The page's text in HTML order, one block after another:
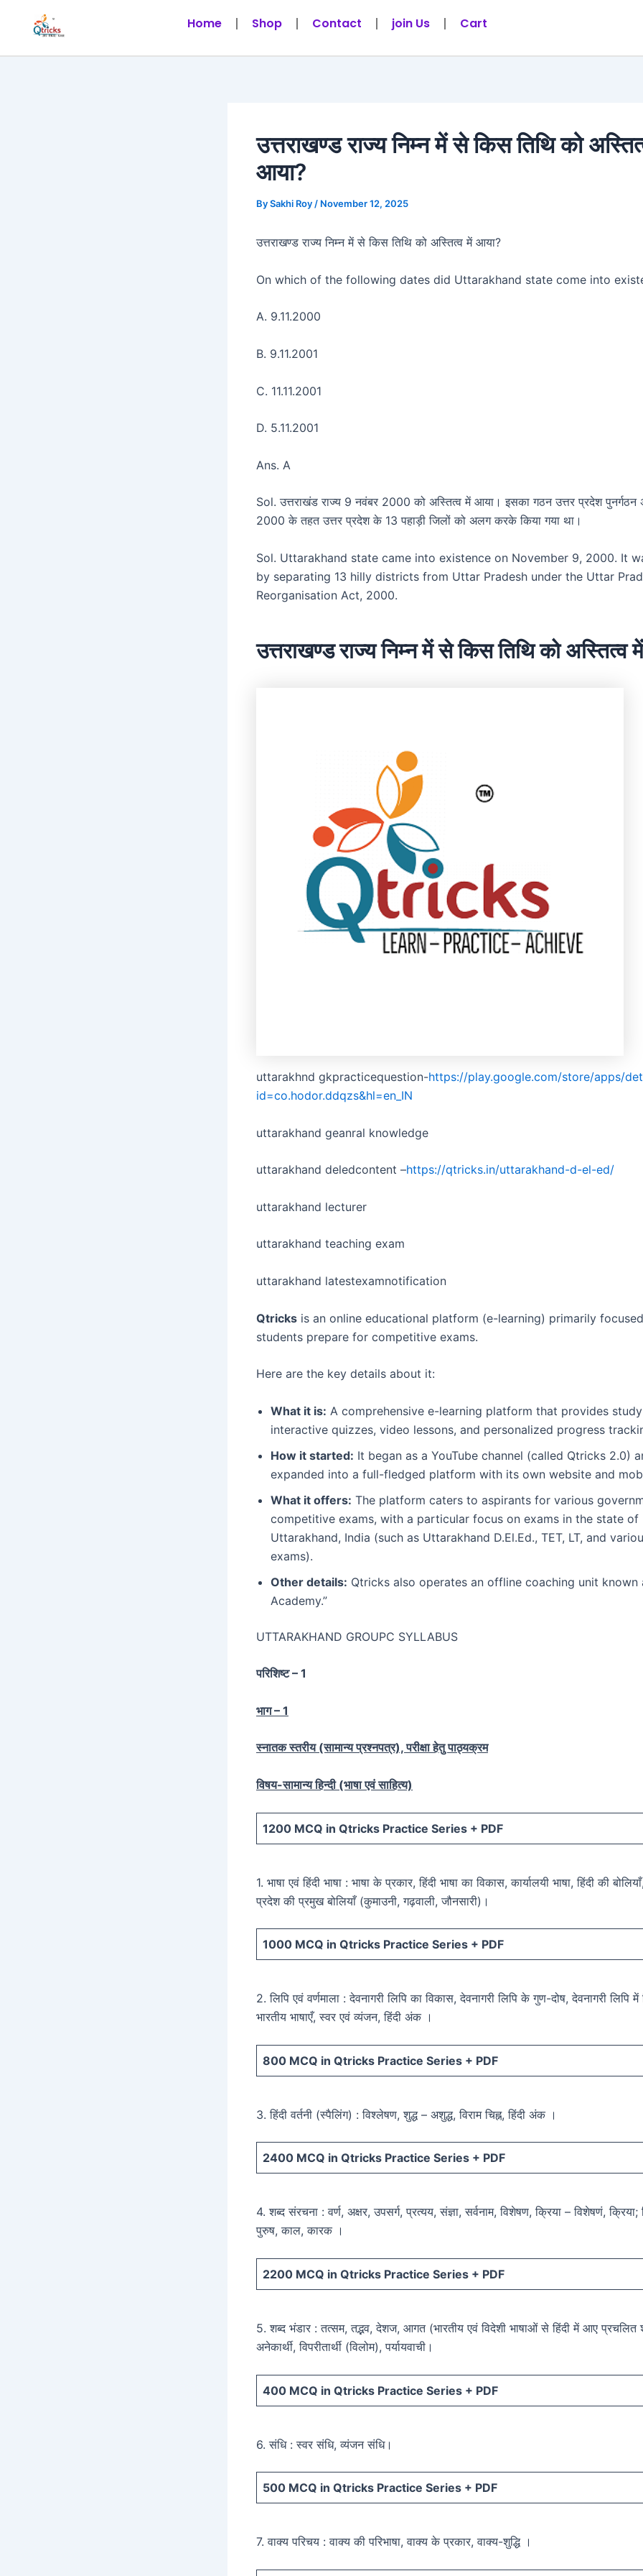
Home Shop Contact join Us Cart
उत्तराखण्ड राज्य निम्न में से किस तिथि को
आया?
BySakhi Roy / November 12, 2025
उत्तराखण्ड राज्य निम्न में से किस तिथि को अस्तित्व में आया?
On which of the following dates did Uttarakhand state come into
A. 9.11.2000
B. 9.11.2001
C. 11.11.2001
D. 5.11.2001
Ans. A
Sol. उत्तराखंड राज्य 9 नवंबर 2000 को अस्तित्व में आया। इसका गठन उत्तर प्रदेश पुनर्गठन
2000 के तहत उत्तर प्रदेश के 13 पहाड़ी जिलों को अलग करके किया गया था।
Sol. Uttarakhand state came into existence on November 9, 2000. It
by separating 13 hilly districts from Uttar Pradesh under the Uttar
Reorganisation Act, 2000.
उत्तराखण्ड राज्य निम्न में से किस तिथि को अस्तित्व
uttarakhnd gkpracticequestion-https://play.google.com/store/apps/
id=co.hodor.ddqzs&hl=en_IN
uttarakhand geanral knowledge
uttarakhand deledcontent –https://qtricks.in/uttarakhand-d-el-ed/
uttarakhand lecturer
uttarakhand teaching exam
uttarakhand latestexamnotification
Qtricks is an online educational platform (e-learning) primarily
students prepare for competitive exams.
Here are the key details about it:
What it is: A comprehensive e-learning platform that provides
interactive quizzes, video lessons, and personalized progress
How it started: It began as a YouTube channel (called Qtricks 2.0)
expanded into a full-fledged platform with its own website and
What it offers: The platform caters to aspirants for various
competitive exams, with a particular focus on exams in the state of
Uttarakhand, India (such as Uttarakhand D.El.Ed., TET, LT, and
exams).
Other details: Qtricks also operates an offline coaching unit known
Academy.”
UTTARAKHAND GROUPC SYLLABUS
परिशिष्ट – 1
भाग – 1
स्नातक स्तरीय (सामान्य प्रश्नपत्र), परीक्षा हेतु पाठ्यक्रम
विषय-सामान्य हिन्दी (भाषा एवं साहित्य)
1200 MCQ in Qtricks Practice Series + PDF
1. भाषा एवं हिंदी भाषा : भाषा के प्रकार, हिंदी भाषा का विकास, कार्यालयी भाषा, हिंदी की
प्रदेश की प्रमुख बोलियाँ (कुमाउनी, गढ़वाली, जौनसारी)।
1000 MCQ in Qtricks Practice Series + PDF
2. लिपि एवं वर्णमाला : देवनागरी लिपि का विकास, देवनागरी लिपि के गुण-दोष, देवनागरी लिपि
भारतीय भाषाएँ, स्वर एवं व्यंजन, हिंदी अंक ।
800 MCQ in Qtricks Practice Series + PDF
3. हिंदी वर्तनी (स्पैलिंग) : विश्लेषण, शुद्ध – अशुद्ध, विराम चिह्न, हिंदी अंक ।
2400 MCQ in Qtricks Practice Series + PDF
4. शब्द संरचना : वर्ण, अक्षर, उपसर्ग, प्रत्यय, संज्ञा, सर्वनाम, विशेषण, क्रिया – विशेषणं,
पुरुष, काल, कारक ।
2200 MCQ in Qtricks Practice Series + PDF
5. शब्द भंडार : तत्सम, तद्भव, देशज, आगत (भारतीय एवं विदेशी भाषाओं से हिंदी में आए प्रचलित
अनेकार्थी, विपरीतार्थी (विलोम), पर्यायवाची।
400 MCQ in Qtricks Practice Series + PDF
6. संधि : स्वर संधि, व्यंजन संधि।
500 MCQ in Qtricks Practice Series + PDF
7. वाक्य परिचय : वाक्य की परिभाषा, वाक्य के प्रकार, वाक्य-शुद्धि ।
navigation